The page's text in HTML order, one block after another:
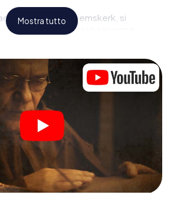
al tesoro a Heemskerk, si
centrale per una riunione
per essere un code breaker? Nella
a Heemskerk c'è un ruolo adatto
i ruoli, può iniziare la caccia al tesoro
a Heemskerk: puoi decifrare codici
complicati compiti logici e cercare
della città. Il suo smartphone è il
più importante: la nostra app
le consente di interrogare
ed esaminare stringhe
a raccogliere oggetti e la guida in
Mostra tutto